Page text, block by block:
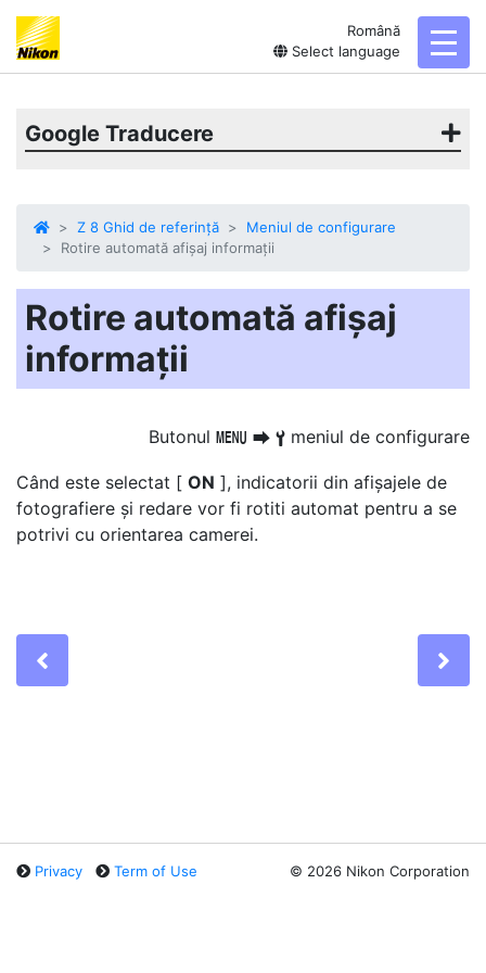
Română
Select language
Google Traducere
Z 8 Ghid de referință
Meniul de configurare
Rotire automată afișaj informații
Rotire automată afișaj
informații
Butonul G U B meniul de configurare
Când este selectat [ ON ], indicatorii din afișajele de
fotografiere și redare vor fi rotiti automat pentru a se
potrivi cu orientarea camerei.
Privacy Term of Use © 2026 Nikon Corporation